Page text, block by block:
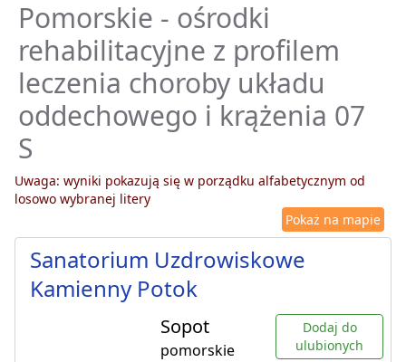
Pomorskie - ośrodki
rehabilitacyjne z profilem
leczenia choroby układu
oddechowego i krążenia 07
S
Uwaga: wyniki pokazują się w porządku alfabetycznym od
losowo wybranej litery
Pokaż na mapie
Sanatorium Uzdrowiskowe
Kamienny Potok
Sopot
pomorskie
Dodaj do
ulubionych